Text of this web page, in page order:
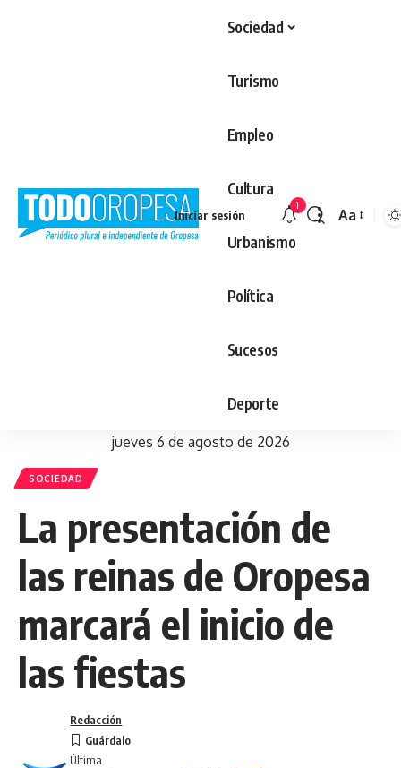
Sociedad
Turismo
Empleo
Cultura
Urbanismo
Política
Sucesos
Deporte
Iniciar sesión
1
Aa
jueves 6 de agosto de 2026
SOCIEDAD
La presentación de
las reinas de Oropesa
marcará el inicio de
las fiestas
Última
Redacción